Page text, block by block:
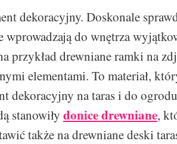
dekoracyjny. Doskonale
wprowadzają do wnętrza
przykład drewniane ramki na
elementami. To materiał,
dekoracyjny na taras i do
stanowiły donice drewniane,
także na drewniane deski